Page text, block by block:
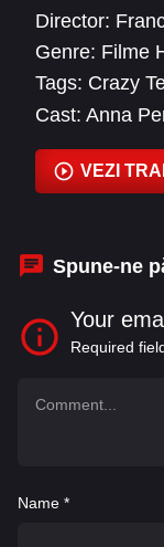
Director:
Genre: Filme
Tags: Crazy
Cast: Anna
Wes Gillum
VEZI
Spune-ne
Your
Required
Name *